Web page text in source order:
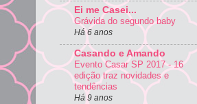
Ei me Casei...
Grávida do segundo baby
Há 6 anos
Casando e Amando
Evento Casar SP 2017 - 16
edição traz novidades e
tendências
Há 9 anos